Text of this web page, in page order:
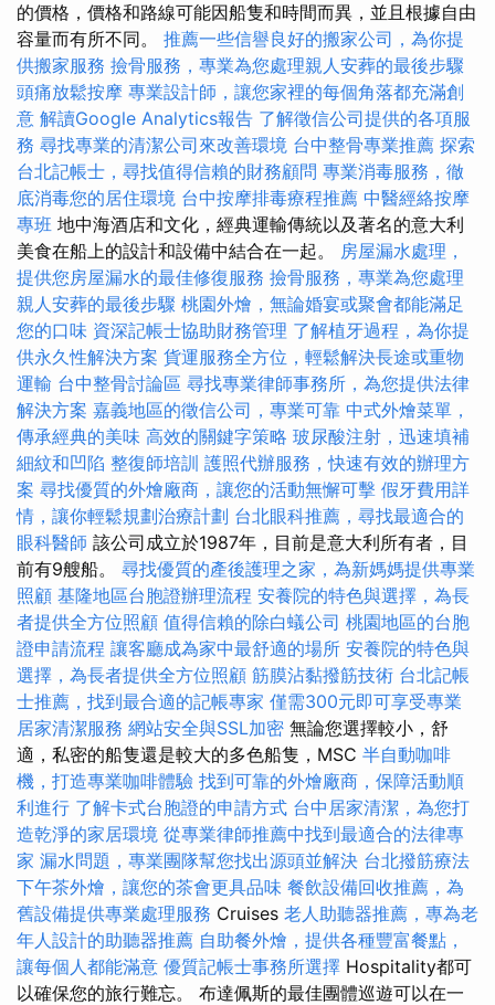
的價格，價格和路線可能因船隻和時間而異，並且根據自由
容量而有所不同。 推薦一些信譽良好的搬家公司，為你提
供搬家服務 撿骨服務，專業為您處理親人安葬的最後步驟
頭痛放鬆按摩 專業設計師，讓您家裡的每個角落都充滿創
意 解讀Google Analytics報告 了解徵信公司提供的各項服
務 尋找專業的清潔公司來改善環境 台中整骨專業推薦 探索
台北記帳士，尋找值得信賴的財務顧問 專業消毒服務，徹
底消毒您的居住環境 台中按摩排毒療程推薦 中醫經絡按摩
專班 地中海酒店和文化，經典運輸傳統以及著名的意大利
美食在船上的設計和設備中結合在一起。 房屋漏水處理，
提供您房屋漏水的最佳修復服務 撿骨服務，專業為您處理
親人安葬的最後步驟 桃園外燴，無論婚宴或聚會都能滿足
您的口味 資深記帳士協助財務管理 了解植牙過程，為你提
供永久性解決方案 貨運服務全方位，輕鬆解決長途或重物
運輸 台中整骨討論區 尋找專業律師事務所，為您提供法律
解決方案 嘉義地區的徵信公司，專業可靠 中式外燴菜單，
傳承經典的美味 高效的關鍵字策略 玻尿酸注射，迅速填補
細紋和凹陷 整復師培訓 護照代辦服務，快速有效的辦理方
案 尋找優質的外燴廠商，讓您的活動無懈可擊 假牙費用詳
情，讓你輕鬆規劃治療計劃 台北眼科推薦，尋找最適合的
眼科醫師 該公司成立於1987年，目前是意大利所有者，目
前有9艘船。 尋找優質的產後護理之家，為新媽媽提供專業
照顧 基隆地區台胞證辦理流程 安養院的特色與選擇，為長
者提供全方位照顧 值得信賴的除白蟻公司 桃園地區的台胞
證申請流程 讓客廳成為家中最舒適的場所 安養院的特色與
選擇，為長者提供全方位照顧 筋膜沾黏撥筋技術 台北記帳
士推薦，找到最合適的記帳專家 僅需300元即可享受專業
居家清潔服務 網站安全與SSL加密 無論您選擇較小，舒
適，私密的船隻還是較大的多色船隻，MSC 半自動咖啡
機，打造專業咖啡體驗 找到可靠的外燴廠商，保障活動順
利進行 了解卡式台胞證的申請方式 台中居家清潔，為您打
造乾淨的家居環境 從專業律師推薦中找到最適合的法律專
家 漏水問題，專業團隊幫您找出源頭並解決 台北撥筋療法
下午茶外燴，讓您的茶會更具品味 餐飲設備回收推薦，為
舊設備提供專業處理服務 Cruises 老人助聽器推薦，專為老
年人設計的助聽器推薦 自助餐外燴，提供各種豐富餐點，
讓每個人都能滿意 優質記帳士事務所選擇 Hospitality都可
以確保您的旅行難忘。 布達佩斯的最佳團體巡遊可以在一